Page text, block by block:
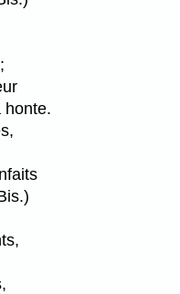
honte.